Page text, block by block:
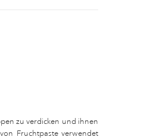
zu verdicken und ihnen
Fruchtpaste verwendet